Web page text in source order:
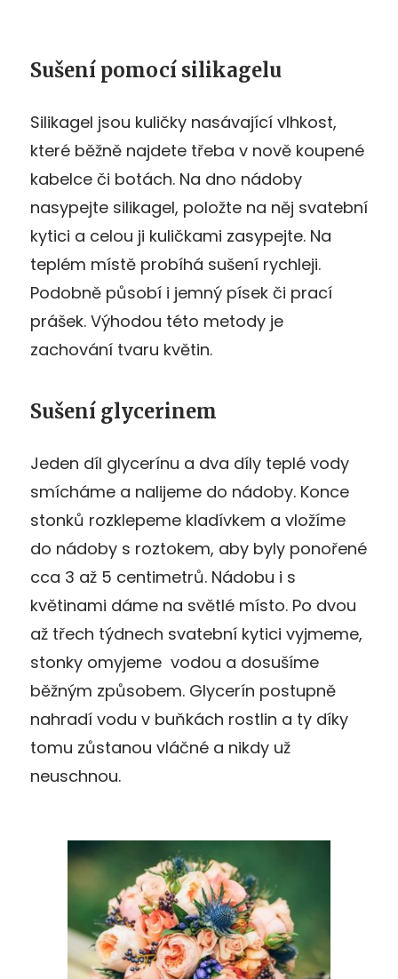
Sušení pomocí silikagelu
Silikagel jsou kuličky nasávající vlhkost,
které běžně najdete třeba v nově koupené
kabelce či botách. Na dno nádoby
nasypejte silikagel, položte na něj svatební
kytici a celou ji kuličkami zasypejte. Na
teplém místě probíhá sušení rychleji.
Podobně působí i jemný písek či prací
prášek. Výhodou této metody je
zachování tvaru květin.
Sušení glycerinem
Jeden díl glycerínu a dva díly teplé vody
smícháme a nalijeme do nádoby. Konce
stonků rozklepeme kladívkem a vložíme
do nádoby s roztokem, aby byly ponořené
cca 3 až 5 centimetrů. Nádobu i s
květinami dáme na světlé místo. Po dvou
až třech týdnech svatební kytici vyjmeme,
stonky omyjeme vodou a dosušíme
běžným způsobem. Glycerín postupně
nahradí vodu v buňkách rostlin a ty díky
tomu zůstanou vláčné a nikdy už
neuschnou.